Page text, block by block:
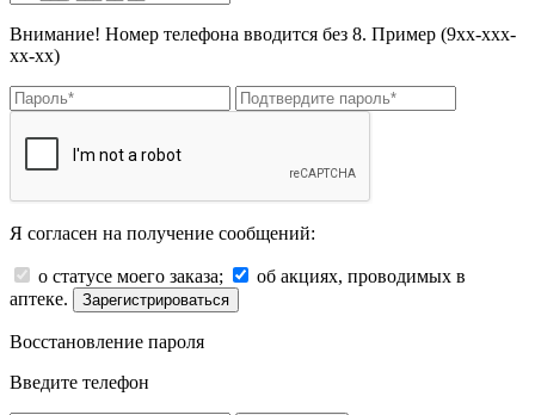
Внимание! Номер телефона вводится без 8. Пример (9хх-ххх-
хх-хх)
Я согласен на получение сообщений:
о статусе моего заказа;
об акциях, проводимых в
аптеке.
Зарегистрироваться
Восстановление пароля
Введите телефон